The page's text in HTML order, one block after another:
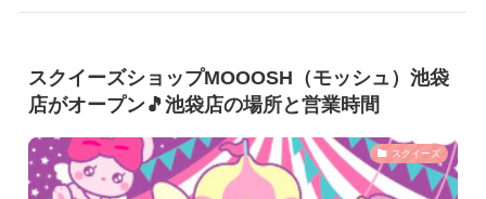
スクイーズショップMOOOSH（モッシュ）池袋
店がオープン🎵池袋店の場所と営業時間
スクイーズ